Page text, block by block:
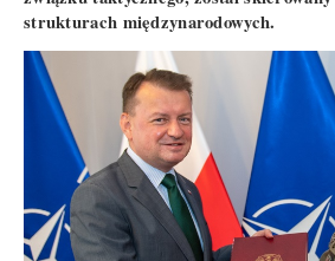
strukturach międzynarodowych.